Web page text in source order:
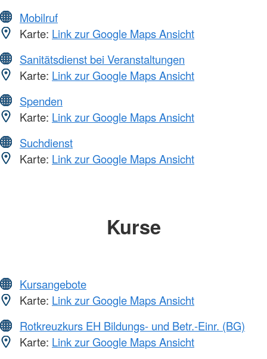
Mobilruf
Karte: Link zur Google Maps Ansicht
Sanitätsdienst bei Veranstaltungen
Karte: Link zur Google Maps Ansicht
Spenden
Karte: Link zur Google Maps Ansicht
Suchdienst
Karte: Link zur Google Maps Ansicht
Kurse
Kursangebote
Karte: Link zur Google Maps Ansicht
Rotkreuzkurs EH Bildungs- und Betr.-Einr. (BG)
Karte: Link zur Google Maps Ansicht